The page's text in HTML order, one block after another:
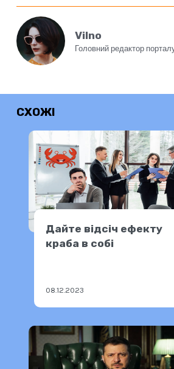
Vilno
Головний редактор
СХОЖІ
Дайте відсіч ефекту
краба в собі
08.12.2023